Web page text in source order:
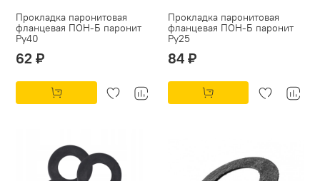
Прокладка паронитовая
фланцевая ПОН-Б паронит
Py40
62 ₽
Прокладка паронитовая
фланцевая ПОН-Б паронит
Py25
84 ₽